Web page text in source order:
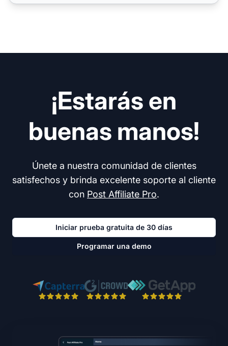
¡Estarás en
buenas manos!
Únete a nuestra comunidad de clientes
satisfechos y brinda excelente soporte al cliente
con Post Affiliate Pro.
Iniciar prueba gratuita de 30 días
Programar una demo